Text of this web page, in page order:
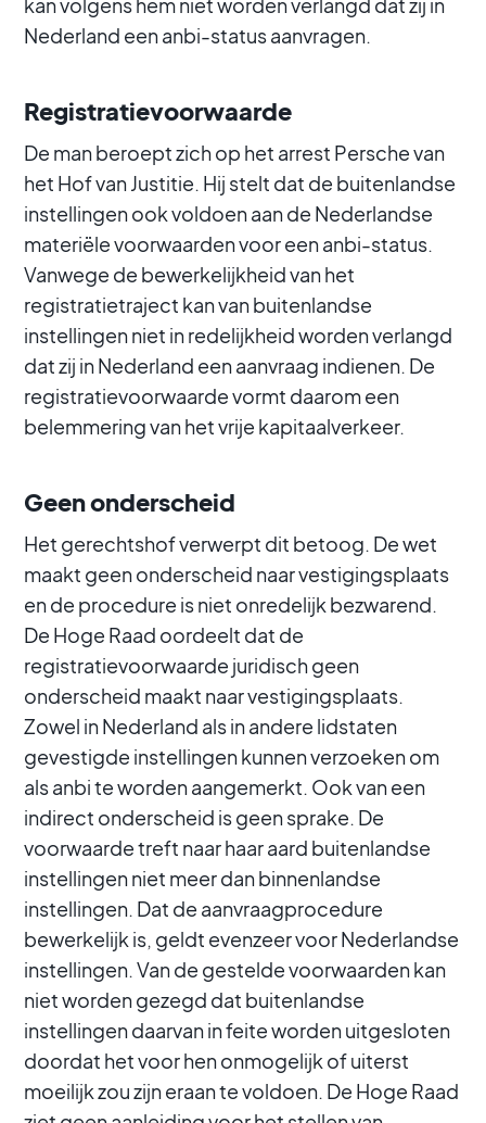
Nederland een anbi-status aanvragen.
Registratievoorwaarde
De man beroept zich op het arrest Persche van
het Hof van Justitie. Hij stelt dat de buitenlandse
instellingen ook voldoen aan de Nederlandse
materiële voorwaarden voor een anbi-status.
Vanwege de bewerkelijkheid van het
registratietraject kan van buitenlandse
instellingen niet in redelijkheid worden verlangd
dat zij in Nederland een aanvraag indienen. De
registratievoorwaarde vormt daarom een
belemmering van het vrije kapitaalverkeer.
Geen onderscheid
Het gerechtshof verwerpt dit betoog. De wet
maakt geen onderscheid naar vestigingsplaats
en de procedure is niet onredelijk bezwarend.
De Hoge Raad oordeelt dat de
registratievoorwaarde juridisch geen
onderscheid maakt naar vestigingsplaats.
Zowel in Nederland als in andere lidstaten
gevestigde instellingen kunnen verzoeken om
als anbi te worden aangemerkt. Ook van een
indirect onderscheid is geen sprake. De
voorwaarde treft naar haar aard buitenlandse
instellingen niet meer dan binnenlandse
instellingen. Dat de aanvraagprocedure
bewerkelijk is, geldt evenzeer voor Nederlandse
instellingen. Van de gestelde voorwaarden kan
niet worden gezegd dat buitenlandse
instellingen daarvan in feite worden uitgesloten
doordat het voor hen onmogelijk of uiterst
moeilijk zou zijn eraan te voldoen. De Hoge Raad